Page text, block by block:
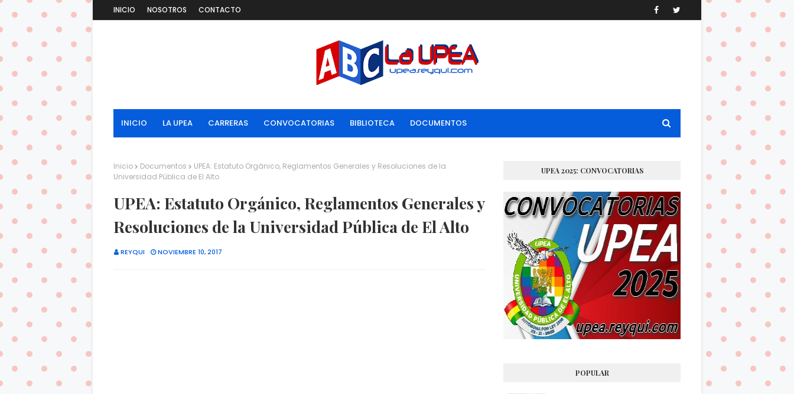
INICIO NOSOTROS CONTACTO
INICIO LA UPEA CARRERAS CONVOCATORIAS BIBLIOTECA DOCUMENTOS
Inicio Documentos
UPEA: Estatuto Orgánico, Reglamentos Generales y Resoluciones de la
Universidad Pública de El Alto
UPEA: Estatuto Orgánico, Reglamentos Generales y
Resoluciones de la Universidad Pública de El Alto
REYQUI NOVIEMBRE 10, 2017
UPEA 2025: CONVOCATORIAS
POPULAR